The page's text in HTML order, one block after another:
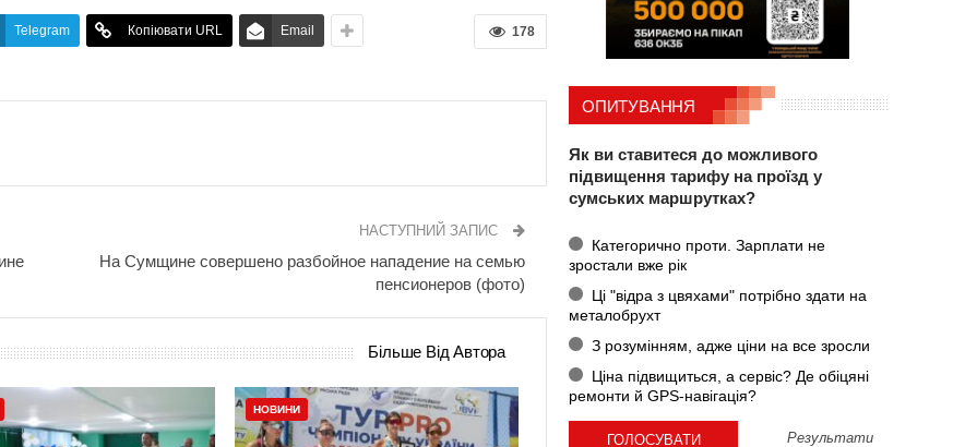
178
Telegram Копіювати URL Email
НАСТУПНИЙ ЗАПИС
На Сумщине совершено разбойное нападение на семью
пенсионеров (фото)
Більше Від Автора
НОВИНИ
ОПИТУВАННЯ
Як ви ставитеся до можливого
підвищення тарифу на проїзд у
сумських маршрутках?
Категорично проти. Зарплати не
зростали вже рік
Ці "відра з цвяхами" потрібно здати на
металобрухт
З розумінням, адже ціни на все зросли
Ціна підвищиться, а сервіс? Де обіцяні
ремонти й GPS-навігація?
Результати